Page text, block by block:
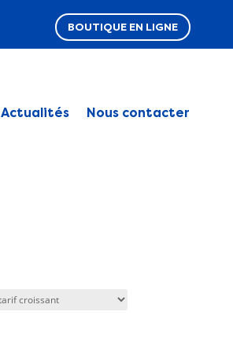
BOUTIQUE EN LIGNE
Actualités Nous contacter